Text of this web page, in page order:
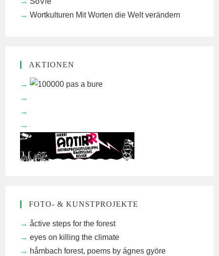
Wortkulturen Mit Worten die Welt verändern
AKTIONEN
FOTO- & KUNSTPROJEKTE
åctive steps for the forest
eyes on killing the climate
håmbach forest, poems by ágnes györe